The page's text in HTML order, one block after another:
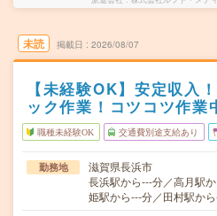
未読 掲載日 2026/08/07
【未経験OK】安定収入
ック作業！コツコツ作業
職種未経験OK 交通費別途支給あり
勤務地
滋賀県長浜市
長浜駅から---分／高月駅
姫駅から---分／田村駅か